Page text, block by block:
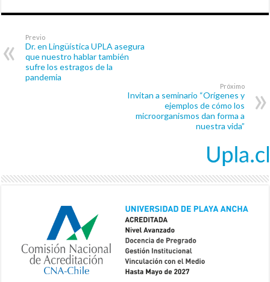
Previo
Dr. en Lingüística UPLA asegura
que nuestro hablar también
sufre los estragos de la
pandemia
Próximo
Invitan a seminario “Orígenes y
ejemplos de cómo los
microorganismos dan forma a
nuestra vida”